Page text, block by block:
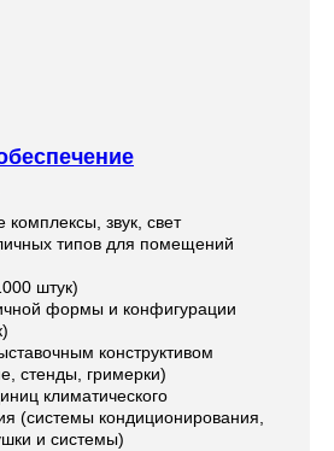
комплексы, звук, свет
типов для помещений
штук)
формы и конфигурации
конструктивом
стенды, гримерки)
климатического
(системы кондиционирования,
и системы)